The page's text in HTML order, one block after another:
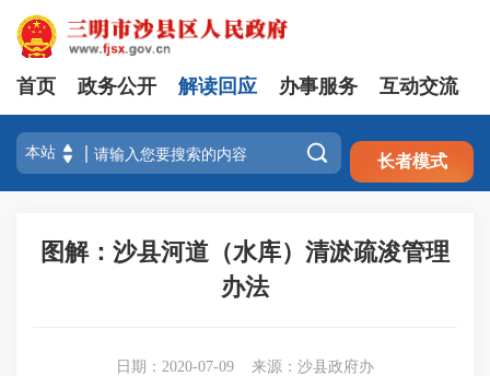
注册 登录
首页 政务公开 解读回应 办事服务 互动交流
 长者模式
图解：沙县河道（水库）清淤疏浚管理
办法
日期：2020-07-09 来源：沙县政府办